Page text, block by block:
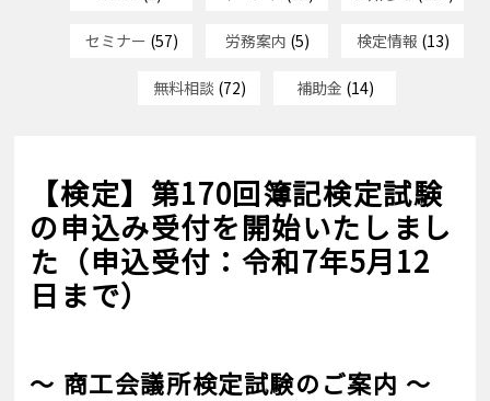
セミナー (57) 労務案内 (5) 検定情報 (13)
無料相談 (72) 補助金 (14)
【検定】第170回簿記検定試験
の申込み受付を開始いたしまし
た（申込受付：令和7年5月12
日まで）
～ 商工会議所検定試験のご案内 ～